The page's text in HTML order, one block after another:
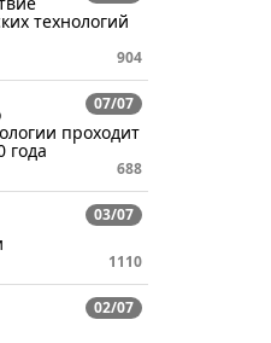
технологий
904
07/07
проходит
года
688
03/07
1110
02/07